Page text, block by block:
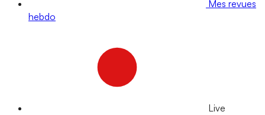
Mes revues
hebdo
Live